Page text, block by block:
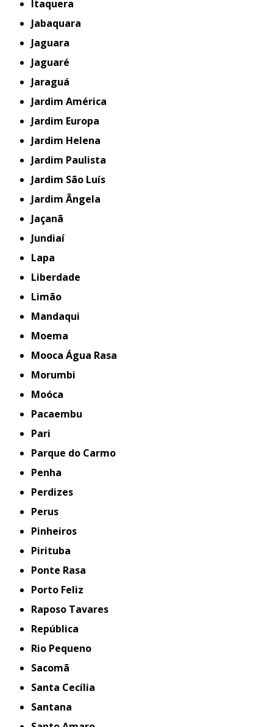
Itaquera
Jabaquara
Jaguara
Jaguaré
Jaraguá
Jardim América
Jardim Europa
Jardim Helena
Jardim Paulista
Jardim São Luís
Jardim Ângela
Jaçanã
Jundiaí
Lapa
Liberdade
Limão
Mandaqui
Moema
Mooca Água Rasa
Morumbi
Moóca
Pacaembu
Pari
Parque do Carmo
Penha
Perdizes
Perus
Pinheiros
Pirituba
Ponte Rasa
Porto Feliz
Raposo Tavares
República
Rio Pequeno
Sacomã
Santa Cecília
Santana